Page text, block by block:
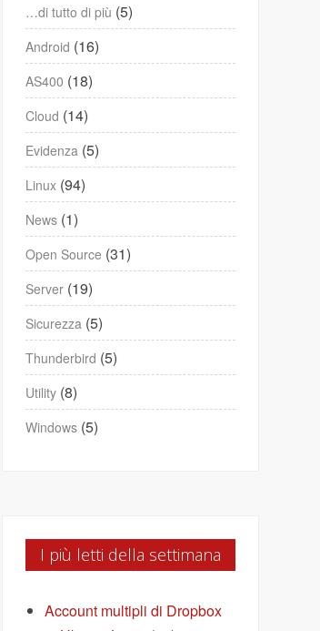
…di tutto di più (5)
Android (16)
AS400 (18)
Cloud (14)
Evidenza (5)
Linux (94)
News (1)
Open Source (31)
Server (19)
Sicurezza (5)
Thunderbird (5)
Utility (8)
Windows (5)
I più letti della settimana
Account multipli di Dropbox